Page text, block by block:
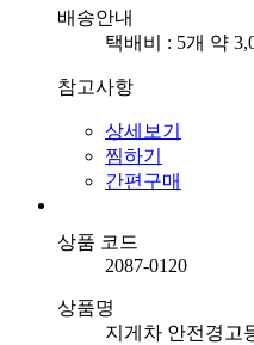
배송안내
택배비 : 5개 약
참고사항
상세보기
찜하기
간편구매
상품 코드
2087-0120
상품명
지게차 안전경고